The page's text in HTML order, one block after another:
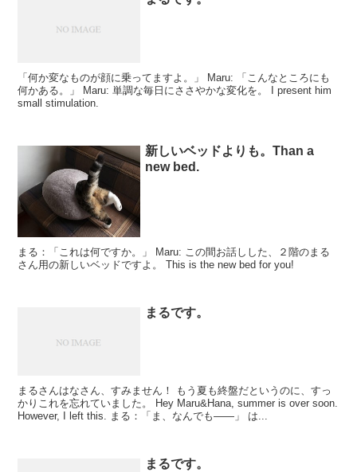
「何か変なものが顔に乗ってますよ。」 Maru: 「こんなところにも
何かある。」 Maru: 単調な毎日にささやかな変化を。 I present him
small stimulation.
新しいベッドよりも。Than a
new bed.
まる：「これは何ですか。」 Maru: この間お話しした、２階のまる
さん用の新しいベッドですよ。 This is the new bed for you!
まるです。
まるさんはなさん、すみません！ もう夏も終盤だというのに、すっ
かりこれを忘れていました。 Hey Maru&Hana, summer is over soon.
However, I left this. まる：「ま、なんでも――」 は...
まるです。